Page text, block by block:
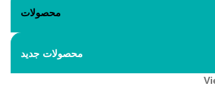
محصولات
محصولات جدید